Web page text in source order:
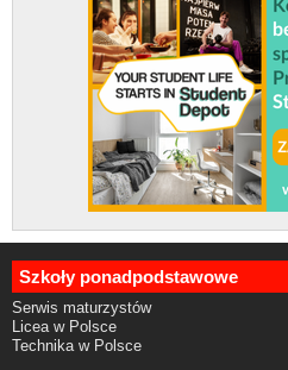
Szkoły ponadpodstawowe
Serwis maturzystów
Licea w Polsce
Technika w Polsce